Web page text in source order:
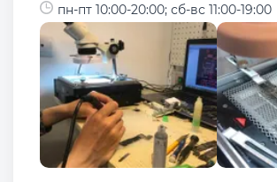
пн-пт 10:00-20:00; сб-вс 11:00-19:00